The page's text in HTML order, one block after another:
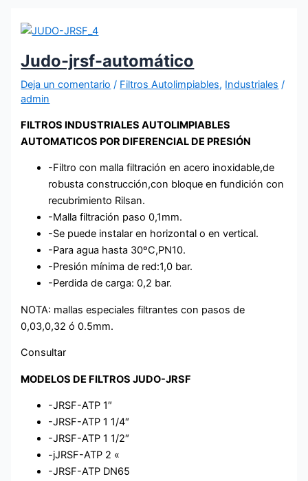
Judo-jrsf-automático
Deja un comentario / Filtros Autolimpiables, Industriales /
admin
FILTROS INDUSTRIALES AUTOLIMPIABLES
AUTOMATICOS POR DIFERENCIAL DE PRESIÓN
-Filtro con malla filtración en acero inoxidable,de
robusta construcción,con bloque en fundición con
recubrimiento Rilsan.
-Malla filtración paso 0,1mm.
-Se puede instalar en horizontal o en vertical.
-Para agua hasta 30ºC,PN10.
-Presión mínima de red:1,0 bar.
-Perdida de carga: 0,2 bar.
NOTA: mallas especiales filtrantes con pasos de
0,03,0,32 ó 0.5mm.
Consultar
MODELOS DE FILTROS JUDO-JRSF
-JRSF-ATP 1″
-JRSF-ATP 1 1/4″
-JRSF-ATP 1 1/2″
-jJRSF-ATP 2 «
-JRSF-ATP DN65